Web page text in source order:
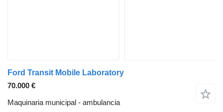
Ford Transit Mobile Laboratory
70.000 €
Maquinaria municipal - ambulancia